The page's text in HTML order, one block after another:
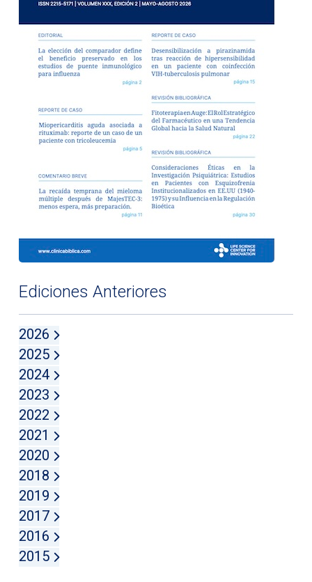
Ediciones Anteriores
2026
2025
2024
2023
2022
2021
2020
2018
2019
2017
2016
2015